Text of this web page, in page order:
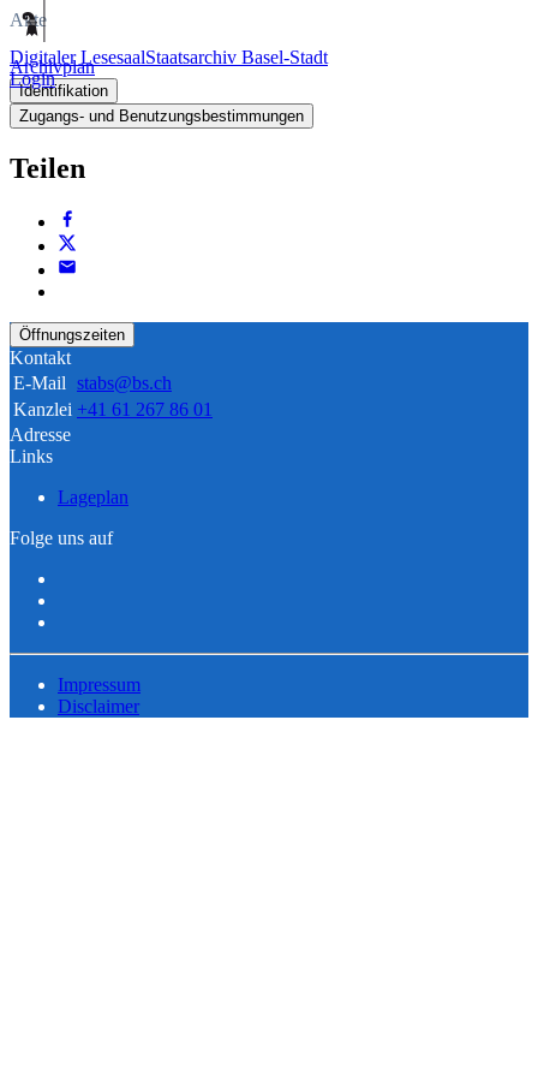
Digitaler LesesaalStaatsarchiv Basel-Stadt
Login
Akte
Archivplan
Identifikation
Zugangs- und Benutzungsbestimmungen
Teilen
Öffnungszeiten
Kontakt
E-Mail stabs@bs.ch
Kanzlei +41 61 267 86 01
Adresse
Links
Lageplan
Folge uns auf
Impressum
Disclaimer